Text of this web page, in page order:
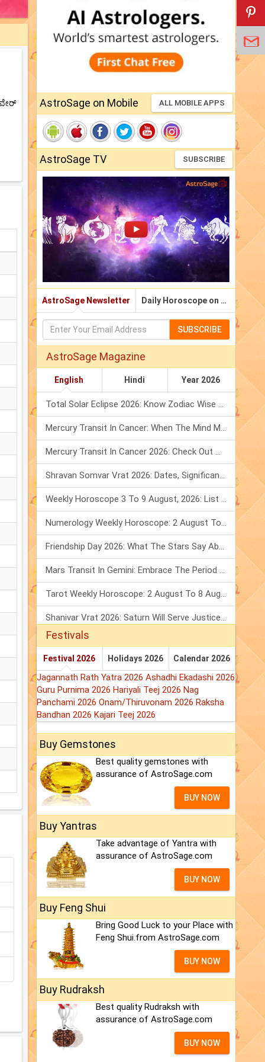
AstroSage on Mobile ALL MOBILE APPS
AstroSage TV SUBSCRIBE
AstroSage Newsletter Daily Horoscope on Email
SUBSCRIBE
AstroSage Magazine
English Hindi Year 2026
Total Solar Eclipse 2026: Know Zodiac Wise Prediction
Mercury Transit In Cancer: When The Mind Meets The Heart!
Mercury Transit In Cancer 2026: Check Out What It Brings For You
Shravan Somvar Vrat 2026: Dates, Significance & Rituals In August
Weekly Horoscope 3 To 9 August, 2026: List Of Fasts & Festivals
Numerology Weekly Horoscope: 2 August To 8 August, 2026
Friendship Day 2026: What The Stars Say About Your Best Friend!
Mars Transit In Gemini: Embrace The Period Full Of Energy & Intelligence
Tarot Weekly Horoscope: 2 August To 8 August, 2026
Shanivar Vrat 2026: Saturn Will Serve Justice In Sawan Month!
Festivals
Festival 2026 Holidays 2026 Calendar 2026
Jagannath Rath Yatra 2026 Ashadhi Ekadashi 2026
Guru Purnima 2026 Hariyali Teej 2026 Nag
Panchami 2026 Onam/Thiruvonam 2026 Raksha
Bandhan 2026 Kajari Teej 2026
Buy Gemstones
Best quality gemstones with
assurance of AstroSage.com
BUY NOW
Buy Yantras
Take advantage of Yantra with
assurance of AstroSage.com
BUY NOW
Buy Feng Shui
Bring Good Luck to your Place with
Feng Shui.from AstroSage.com
BUY NOW
Buy Rudraksh
Best quality Rudraksh with
assurance of AstroSage.com
BUY NOW